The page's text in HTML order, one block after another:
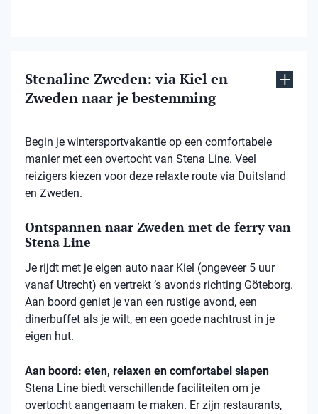
Stenaline Zweden: via Kiel en
Zweden naar je bestemming
Begin je wintersportvakantie op een comfortabele
manier met een overtocht van Stena Line. Veel
reizigers kiezen voor deze relaxte route via Duitsland
en Zweden.
Ontspannen naar Zweden met de ferry van
Stena Line
Je rijdt met je eigen auto naar Kiel (ongeveer 5 uur
vanaf Utrecht) en vertrekt ’s avonds richting Göteborg.
Aan boord geniet je van een rustige avond, een
dinerbuffet als je wilt, en een goede nachtrust in je
eigen hut.
Aan boord: eten, relaxen en comfortabel slapen
Stena Line biedt verschillende faciliteiten om je
overtocht aangenaam te maken. Er zijn restaurants,